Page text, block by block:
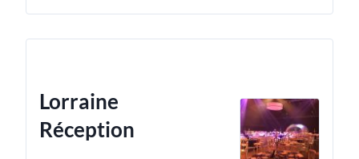
Lorraine
Réception